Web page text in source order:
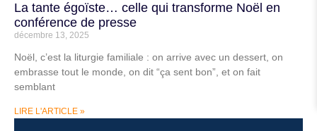
La tante égoïste… celle qui transforme Noël en
conférence de presse
décembre 13, 2025
Noël, c’est la liturgie familiale : on arrive avec un dessert, on
embrasse tout le monde, on dit “ça sent bon”, et on fait
semblant
LIRE L'ARTICLE »